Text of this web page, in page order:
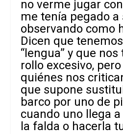
no verme jugar
me tenía pegado
observando como
Dicen que
“lengua” y que
rollo excesivo,
quiénes nos
que supone
barco por uno de
cuando uno llega
la falda o hacerla